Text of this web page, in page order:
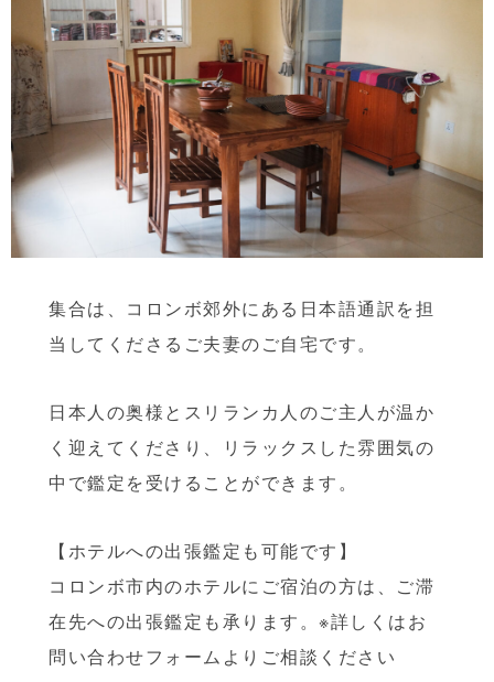
集合は、コロンボ郊外にある日本語通訳を担
当してくださるご夫妻のご自宅です。
日本人の奥様とスリランカ人のご主人が温か
く迎えてくださり、リラックスした雰囲気の
中で鑑定を受けることができます。
【ホテルへの出張鑑定も可能です】
コロンボ市内のホテルにご宿泊の方は、ご滞
在先への出張鑑定も承ります。※詳しくはお
問い合わせフォームよりご相談ください